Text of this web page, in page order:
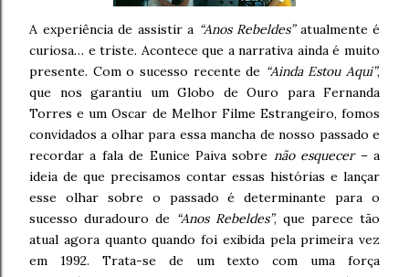
A experiência de assistir a “Anos Rebeldes”atualmente é
curiosa… e triste. Acontece que a narrativa ainda é muito
presente. Com o sucesso recente de “Ainda Estou Aqui”,
que nos garantiu um Globo de Ouro para Fernanda
Torres e um Oscar de Melhor Filme Estrangeiro, fomos
convidados a olhar para essa mancha de nosso passado e
recordar a fala de Eunice Paiva sobre não esquecer– a
ideia de que precisamos contar essas histórias e lançar
esse olhar sobre o passado é determinante para o
sucesso duradouro de “Anos Rebeldes”, que parece tão
atual agora quanto quando foi exibida pela primeira vez
em 1992. Trata-se de um texto com uma força